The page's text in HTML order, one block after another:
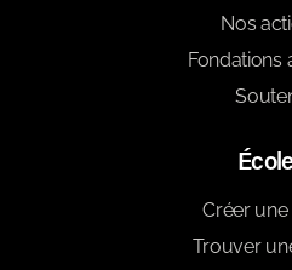
Nos
Fondations
Créer
Trouver